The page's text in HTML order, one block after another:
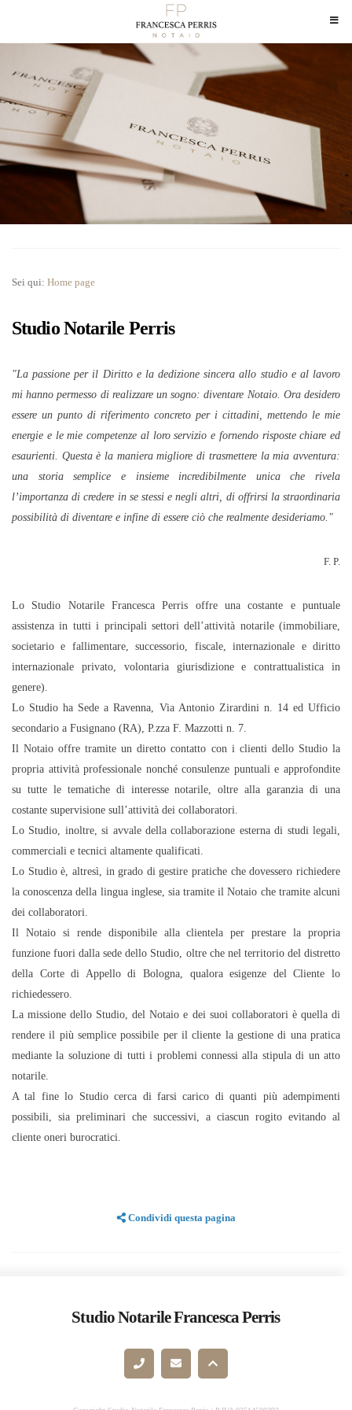
Sei qui: Home page
Studio Notarile Perris
"La passione per il Diritto e la dedizione sincera allo studio e al lavoro
mi hanno permesso di realizzare un sogno: diventare Notaio. Ora desidero
essere un punto di riferimento concreto per i cittadini, mettendo le mie
energie e le mie competenze al loro servizio e fornendo risposte chiare ed
esaurienti. Questa è la maniera migliore di trasmettere la mia avventura:
una storia semplice e insieme incredibilmente unica che rivela
l’importanza di credere in se stessi e negli altri, di offrirsi la straordinaria
possibilità di diventare e infine di essere ciò che realmente desideriamo."
F. P.
Lo Studio Notarile Francesca Perris offre una costante e puntuale
assistenza in tutti i principali settori dell’attività notarile (immobiliare,
societario e fallimentare, successorio, fiscale, internazionale e diritto
internazionale privato, volontaria giurisdizione e contrattualistica in
genere).
Lo Studio ha Sede a Ravenna, Via Antonio Zirardini n. 14 ed Ufficio
secondario a Fusignano (RA), P.zza F. Mazzotti n. 7.
Il Notaio offre tramite un diretto contatto con i clienti dello Studio la
propria attività professionale nonché consulenze puntuali e approfondite
su tutte le tematiche di interesse notarile, oltre alla garanzia di una
costante supervisione sull’attività dei collaboratori.
Lo Studio, inoltre, si avvale della collaborazione esterna di studi legali,
commerciali e tecnici altamente qualificati.
Lo Studio è, altresì, in grado di gestire pratiche che dovessero richiedere
la conoscenza della lingua inglese, sia tramite il Notaio che tramite alcuni
dei collaboratori.
Il Notaio si rende disponibile alla clientela per prestare la propria
funzione fuori dalla sede dello Studio, oltre che nel territorio del distretto
della Corte di Appello di Bologna, qualora esigenze del Cliente lo
richiedessero.
La missione dello Studio, del Notaio e dei suoi collaboratori è quella di
rendere il più semplice possibile per il cliente la gestione di una pratica
mediante la soluzione di tutti i problemi connessi alla stipula di un atto
notarile.
A tal fine lo Studio cerca di farsi carico di quanti più adempimenti
possibili, sia preliminari che successivi, a ciascun rogito evitando al
cliente oneri burocratici.
Condividi questa pagina
Studio Notarile Francesca Perris
WhatsApp
Facebook
Twitter